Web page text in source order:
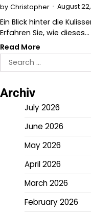
by Christopher August
Ein Blick hinter die
Erfahren Sie, wie dieses…
Read More
Search
for:
Archiv
July 2026
June 2026
May 2026
April 2026
March 2026
February 2026